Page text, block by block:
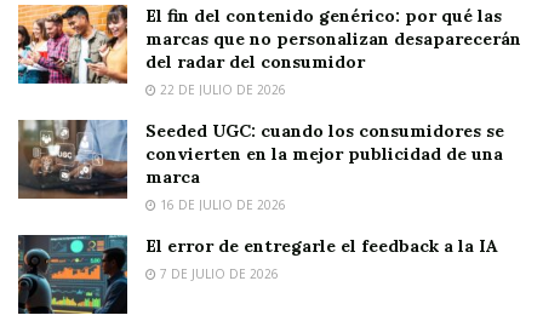
El fin del contenido genérico: por qué las
marcas que no personalizan desaparecerán
del radar del consumidor
22 DE JULIO DE 2026
Seeded UGC: cuando los consumidores se
convierten en la mejor publicidad de una
marca
16 DE JULIO DE 2026
El error de entregarle el feedback a la IA
7 DE JULIO DE 2026